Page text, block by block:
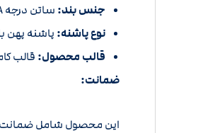
جنس بند: ساتن درجه A+ که علاوه بر زیبایی و نرمی، از کیفیت بالایی برخوردار است و به راحتی بسته می‌شود.
نوع پاشنه: پاشنه پهن با ارتفاع 5 سانتی‌متر که علاوه بر ایجاد استایل زیبا،
قالب محصول: قالب
ضمانت:
این محصول شامل ضمانت